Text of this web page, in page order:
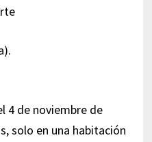
4 de noviembre de
solo en una habitación